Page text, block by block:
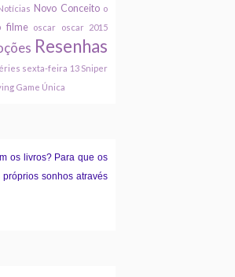
Novo Conceito o
filme oscar oscar 2015
Resenhas
sexta-feira 13 Sniper
Game Única
os livros? Para que os
próprios sonhos através